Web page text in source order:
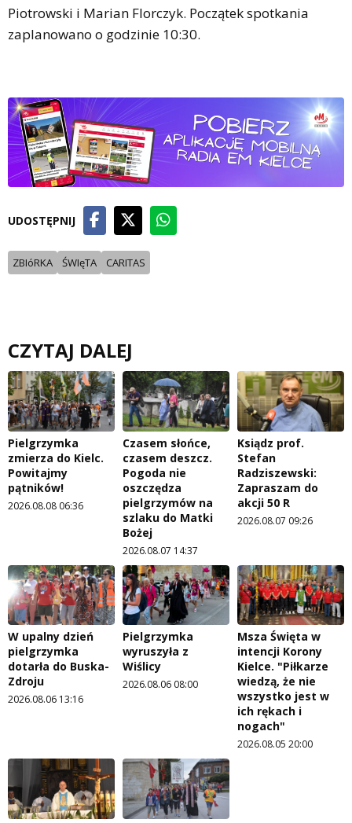
Piotrowski i Marian Florczyk. Początek spotkania
zaplanowano o godzinie 10:30.
UDOSTĘPNIJ
ZBIóRKA ŚWIęTA CARITAS
CZYTAJ DALEJ
Pielgrzymka
zmierza do Kielc.
Powitajmy
pątników!
2026.08.08 06:36
Czasem słońce,
czasem deszcz.
Pogoda nie
oszczędza
pielgrzymów na
szlaku do Matki
Bożej
2026.08.07 14:37
Ksiądz prof.
Stefan
Radziszewski:
Zapraszam do
akcji 50 R
2026.08.07 09:26
W upalny dzień
pielgrzymka
dotarła do Buska-
Zdroju
2026.08.06 13:16
Pielgrzymka
wyruszyła z
Wiślicy
2026.08.06 08:00
Msza Święta w
intencji Korony
Kielce. "Piłkarze
wiedzą, że nie
wszystko jest w
ich rękach i
nogach"
2026.08.05 20:00